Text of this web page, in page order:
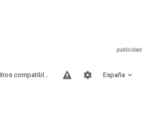
España
Sitios compatibles